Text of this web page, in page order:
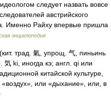
следует назвать вовсе
австрийского
Именно Райху впервые пришла
энциклопедия
трад. 氣, упрощ. 气, пиньинь
ki, иногда кэ; англ. qi или
китайской культуре,
или «дыхание», или, в